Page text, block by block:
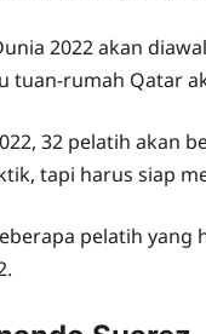
2022 akan
tuan-rumah Qatar
32 pelatih akan
tapi harus siap
pelatih yang